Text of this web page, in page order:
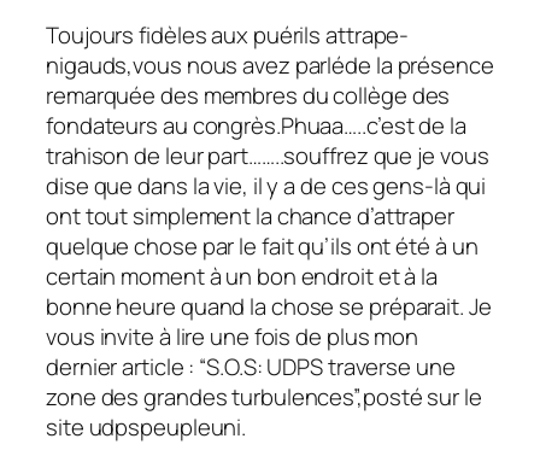
Toujours fidèles aux puérils attrape-
nigauds,vous nous avez parléde la présence
remarquée des membres du collège des
fondateurs au congrès.Phuaa…..c’est de la
trahison de leur part……..souffrez que je vous
dise que dans la vie, il y a de ces gens-là qui
ont tout simplement la chance d’attraper
quelque chose par le fait qu’ils ont été à un
certain moment à un bon endroit et à la
bonne heure quand la chose se préparait. Je
vous invite à lire une fois de plus mon
dernier article : “S.O.S: UDPS traverse une
zone des grandes turbulences”,posté sur le
site udpspeupleuni.